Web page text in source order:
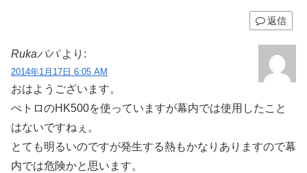
返信
Rukaパパ より:
2014年1月17日 6:05 AM
おはようございます。
ぺトロのHK500を使っていますが幕内では使用したこと
はないですねぇ。
とても明るいのですが発生する熱もかなりありますので幕
内では危険かと思います。